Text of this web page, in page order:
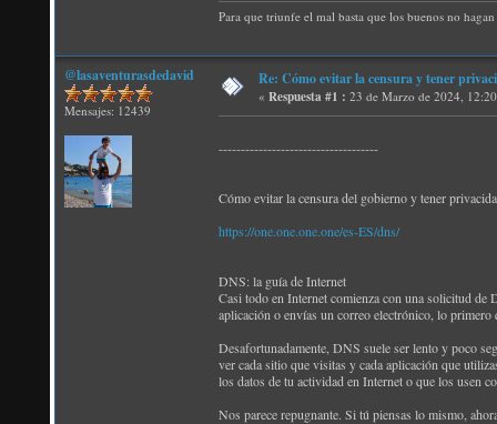
Para que triunfe el mal basta que los buenos no
@lasaventurasdedavid
Mensajes: 12439
Re: Cómo evitar la censura y tener
« Respuesta #1 : 23 de Marzo de 2024,
------------------------------------
Cómo evitar la censura del gobierno y tener
https://one.one.one.one/es-ES/dns/
DNS: la guía de Internet
Casi todo en Internet comienza con una solicitud de
aplicación o envías un correo electrónico, lo
Desafortunadamente, DNS suele ser lento y poco
ver cada sitio que visitas y cada aplicación que
los datos de tu actividad en Internet o que los usen
Nos parece repugnante. Si tú piensas lo mismo,